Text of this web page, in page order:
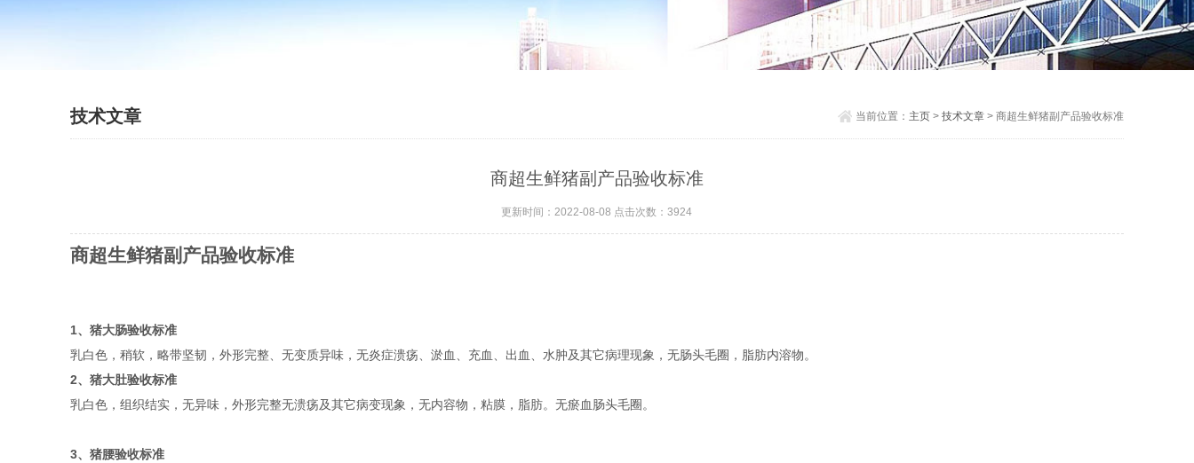
技术文章 当前位置： 主页> 技术文章> 商超生鲜猪副产品验收标准
商超生鲜猪副产品验收标准
更新时间：2022-08-08 点击次数：3924
商超生鲜猪副产品验收标准
1、猪大肠验收标准
乳白色，稍软，略带坚韧，外形完整、无变质异味，无炎症溃疡、淤血、充血、出血、水肿及其它病理现象，无肠头毛圈，脂肪内溶物。
2、猪大肚验收标准
乳白色，组织结实，无异味，外形完整无溃疡及其它病变现象，无内容物，粘膜，脂肪。无瘀血肠头毛圈。
3、猪腰验收标准